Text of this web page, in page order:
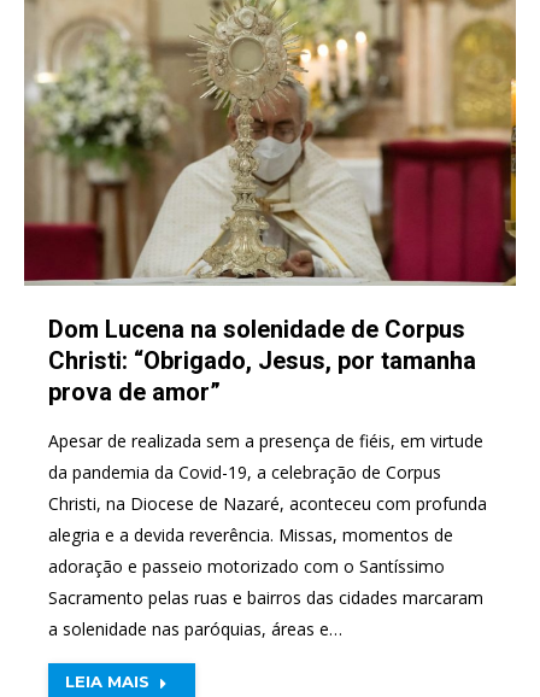
Dom Lucena na solenidade de Corpus
Christi: “Obrigado, Jesus, por tamanha
prova de amor”
Apesar de realizada sem a presença de fiéis, em virtude
da pandemia da Covid-19, a celebração de Corpus
Christi, na Diocese de Nazaré, aconteceu com profunda
alegria e a devida reverência. Missas, momentos de
adoração e passeio motorizado com o Santíssimo
Sacramento pelas ruas e bairros das cidades marcaram
a solenidade nas paróquias, áreas e…
LEIA MAIS